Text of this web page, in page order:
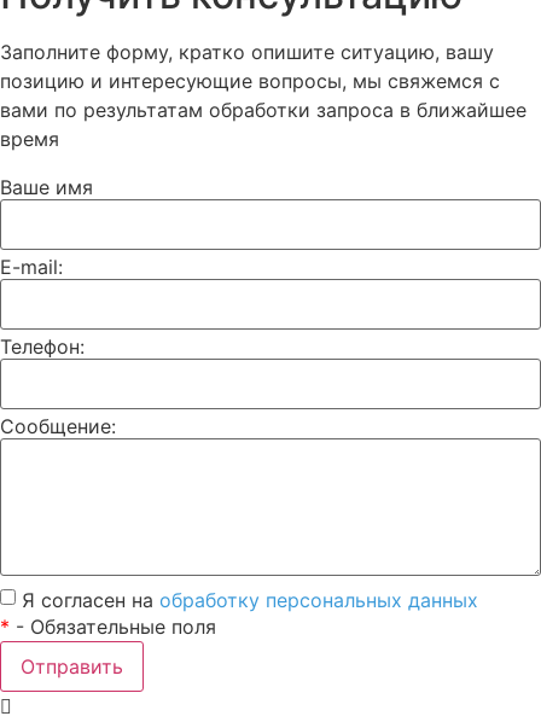
Заполните форму, кратко опишите ситуацию, вашу
позицию и интересующие вопросы, мы свяжемся с
вами по результатам обработки запроса в ближайшее
время
Ваше имя
E-mail:
Телефон:
Сообщение:
Я согласен на обработку персональных данных
* - Обязательные поля
Отправить